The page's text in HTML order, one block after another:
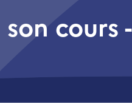
cours -